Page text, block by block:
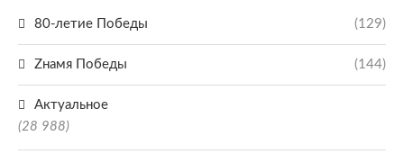
80-летие Победы (129)
Zнамя Победы (144)
Актуальное
(28 988)